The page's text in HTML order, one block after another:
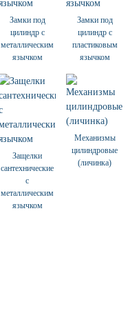
Замки под
цилиндр с
металлическим
язычком
Замки под
цилиндр с
пластиковым
язычком
Защелки
сантехнические
с
металлическим
язычком
Механизмы
цилиндровые
(личинка)